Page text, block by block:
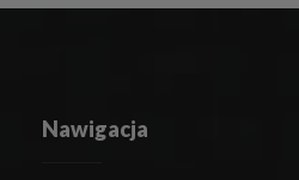
Nawigacja